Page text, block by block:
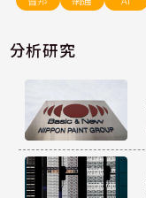
分析研究